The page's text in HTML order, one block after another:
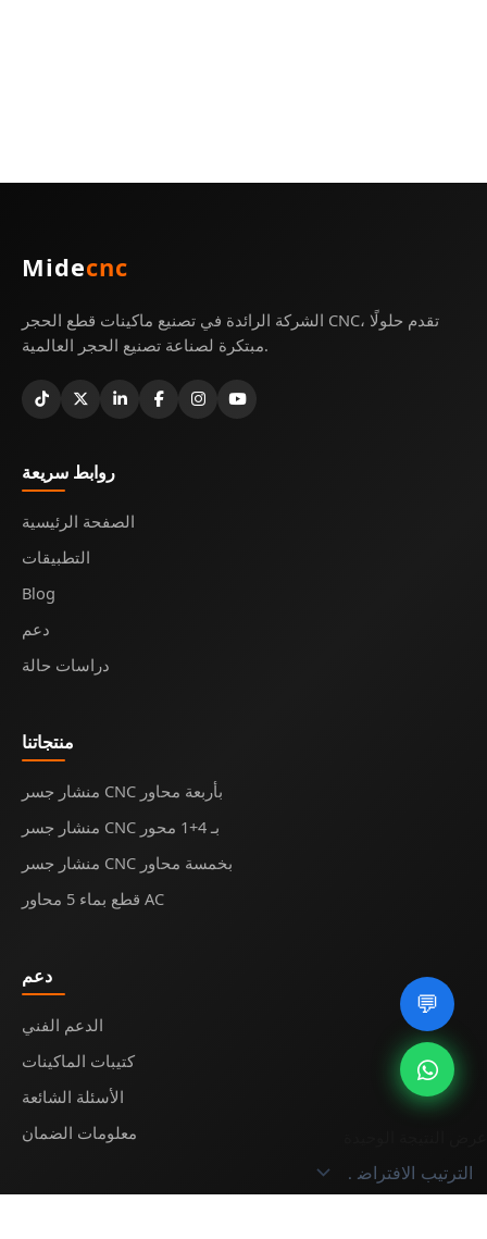
💬
Midecnc
الشركة الرائدة في تصنيع ماكينات قطع الحجر CNC، تقدم حلولًا
مبتكرة لصناعة تصنيع الحجر العالمية.
روابط سريعة
الصفحة الرئيسية
التطبيقات
Blog
دعم
دراسات حالة
منتجاتنا
منشار جسر CNC بأربعة محاور
منشار جسر CNC بـ 4+1 محور
منشار جسر CNC بخمسة محاور
قطع بماء 5 محاور AC
دعم
الدعم الفني
كتيبات الماكينات
الأسئلة الشائعة
معلومات الضمان